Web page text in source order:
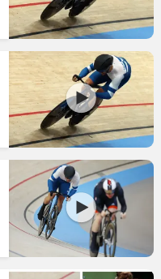
"מחצית בשכונה" –
משתתפים וזוכים
תקנון משתתפים וזוכים
תקנון עבור פעילות
תקנון עבור פעילות ספורט 1 –
טניס
גיימינג E-Sports
תנאי שימוש
אופניים
ספורט מוטורי
כדורמים
פוטבול אמריקאי NFL
בייסבול MLB
ספורט אתגרי ואקסטרים